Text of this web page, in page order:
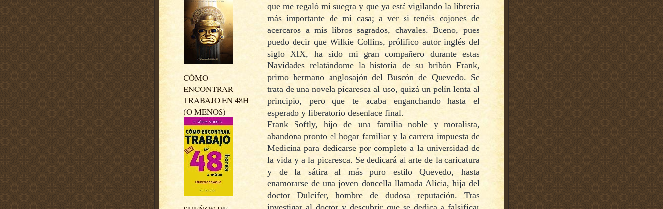
CÓMO
ENCONTRAR
TRABAJO EN 48H
(O MENOS)
que me regaló mi suegra y que ya está vigilando la librería
más importante de mi casa; a ver si tenéis cojones de
acercaros a mis libros sagrados, chavales. Bueno, pues
puedo decir que Wilkie Collins, prólifico autor inglés del
siglo XIX, ha sido mi gran compañero durante estas
Navidades relatándome la historia de su bribón Frank,
primo hermano anglosajón del Buscón de Quevedo. Se
trata de una novela picaresca al uso, quizá un pelín lenta al
principio, pero que te acaba enganchando hasta el
esperado y liberatorio desenlace final.
Frank Softly, hijo de una familia noble y moralista,
abandona pronto el hogar familiar y la carrera impuesta de
Medicina para dedicarse por completo a la universidad de
la vida y a la picaresca. Se dedicará al arte de la caricatura
y de la sátira al más puro estilo Quevedo, hasta
enamorarse de una joven doncella llamada Alicia, hija del
doctor Dulcifer, hombre de dudosa reputación. Tras
investigar al doctor y descubrir que se dedica a falsificar